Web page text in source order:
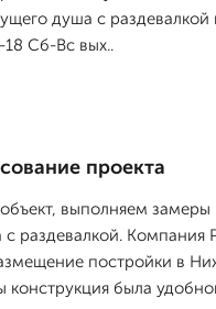
душа с
Сб-Вс вых..
проекта
выполняем
с раздевалкой.
постройки в
конструкция была